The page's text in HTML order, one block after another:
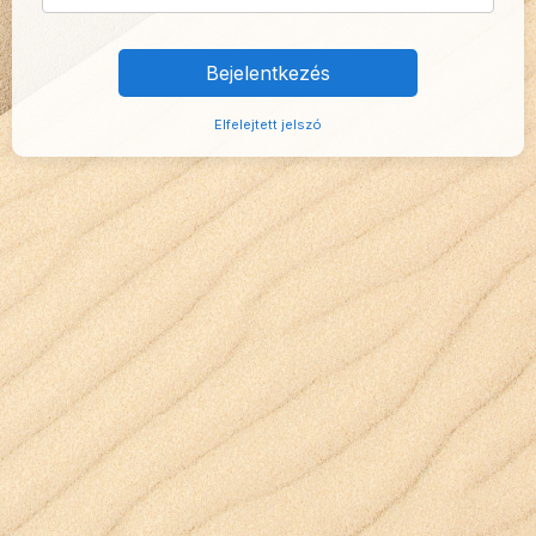
Bejelentkezés
Elfelejtett jelszó